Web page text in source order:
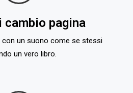
pagina
con un suono come se stessi
un vero libro.